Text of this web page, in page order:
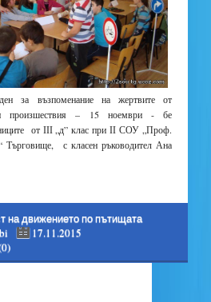
за възпоменание на жертвите от
произшествия – 15 ноември - бе
от ІІІ „д” клас при ІІ СОУ „Проф.
Търговище, с класен ръководител Ана
на движението по пътищата
17.11.2015